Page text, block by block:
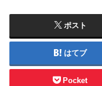
ポスト
はてブ
Pocket